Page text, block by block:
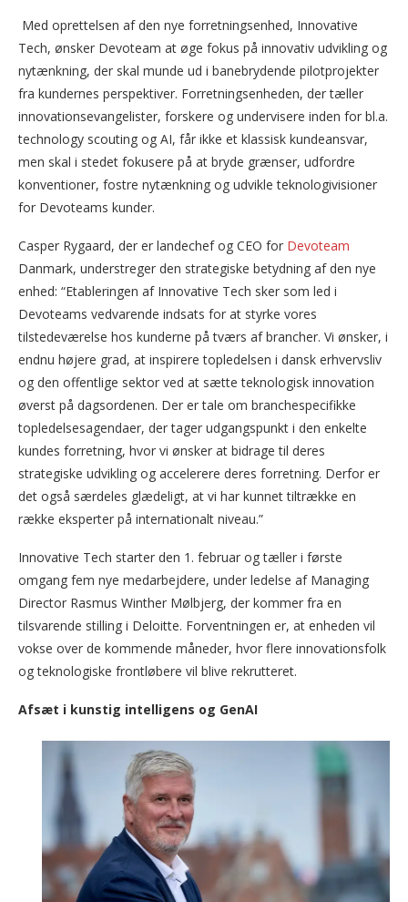
Med oprettelsen af den nye forretningsenhed, Innovative
Tech, ønsker Devoteam at øge fokus på innovativ udvikling og
nytænkning, der skal munde ud i banebrydende pilotprojekter
fra kundernes perspektiver. Forretningsenheden, der tæller
innovationsevangelister, forskere og undervisere inden for bl.a.
technology scouting og AI, får ikke et klassisk kundeansvar,
men skal i stedet fokusere på at bryde grænser, udfordre
konventioner, fostre nytænkning og udvikle teknologivisioner
for Devoteams kunder.
Casper Rygaard, der er landechef og CEO for Devoteam
Danmark, understreger den strategiske betydning af den nye
enhed: “Etableringen af Innovative Tech sker som led i
Devoteams vedvarende indsats for at styrke vores
tilstedeværelse hos kunderne på tværs af brancher. Vi ønsker, i
endnu højere grad, at inspirere topledelsen i dansk erhvervsliv
og den offentlige sektor ved at sætte teknologisk innovation
øverst på dagsordenen. Der er tale om branchespecifikke
topledelsesagendaer, der tager udgangspunkt i den enkelte
kundes forretning, hvor vi ønsker at bidrage til deres
strategiske udvikling og accelerere deres forretning. Derfor er
det også særdeles glædeligt, at vi har kunnet tiltrække en
række eksperter på internationalt niveau.”
Innovative Tech starter den 1. februar og tæller i første
omgang fem nye medarbejdere, under ledelse af Managing
Director Rasmus Winther Mølbjerg, der kommer fra en
tilsvarende stilling i Deloitte. Forventningen er, at enheden vil
vokse over de kommende måneder, hvor flere innovationsfolk
og teknologiske frontløbere vil blive rekrutteret.
Afsæt i kunstig intelligens og GenAI